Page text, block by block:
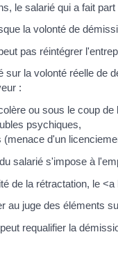
le salarié qui a fait
la volonté de
pas réintégrer
sur la volonté réelle de
:
ou sous le coup de
psychiques,
d'un
salarié s'impose à
de la rétractation, le
au juge des éléments
requalifier la